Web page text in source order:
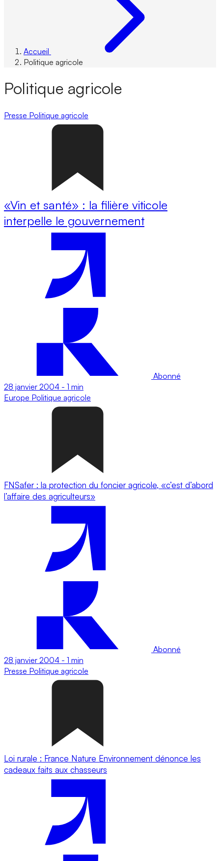
Accueil
Politique agricole
Politique agricole
Presse Politique agricole
«Vin et santé» : la filière viticole
interpelle le gouvernement
Abonné
28 janvier 2004 - 1 min
Europe Politique agricole
FNSafer : la protection du foncier agricole, «c’est d’abord
l’affaire des agriculteurs»
Abonné
28 janvier 2004 - 1 min
Presse Politique agricole
Loi rurale : France Nature Environnement dénonce les
cadeaux faits aux chasseurs